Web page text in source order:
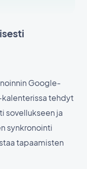
Google-
tehdyt
sovellukseen ja
synkronointi
tapaamisten